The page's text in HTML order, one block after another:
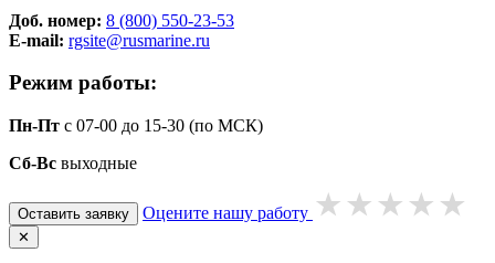
Доб. номер: 8 (800) 550-23-53
E-mail: rgsite@rusmarine.ru
Режим работы:
Пн-Пт с 07-00 до 15-30 (по МСК)
Сб-Вс выходные
Оставить заявку Оцените нашу работу
✕